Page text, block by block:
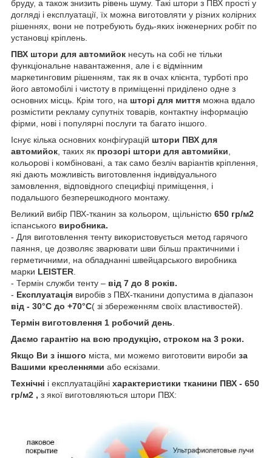
бруду, а також знизить рівень шуму. Такі штори з ПВХ прості у
догляді і експлуатації, їх можна виготовляти у різних колірних
рішеннях, вони не потребують будь-яких інженерних робіт по
установці кріплень.
ПВХ штори для автомийок несуть на собі не тільки
функціональне навантаження, але і є відмінним
маркетинговим рішенням, так як в очах клієнта, турботі про
його автомобілі і чистоту в приміщенні приділено одне з
основних місць. Крім того, на шторі для миття можна вдало
розмістити рекламу супутніх товарів, контактну інформацію
фірми, нові і популярні послуги та багато іншого.
Існує кілька основних конфігурацій штори ПВХ для
автомийок , таких як прозорі штори для автомийки
кольорові і комбіновані, а так само безліч варіантів кріплення,
які дають можливість виготовлення індивідуального
замовлення, відповідного специфіці приміщення, і
подальшого безперешкодного монтажу.
Великий вибір ПВХ-тканин за кольором, щільністю 650 гр/м2
іспанського виробника.
- Для виготовлення тенту використовується метод гарячого
паяння, це дозволяє зварювати шви більш практичними і
герметичними, на обладнанні швейцарського виробника
марки LEISTER
- Термін служби тенту – від 7 до 8 років.
- Експлуатація виробів з ПВХ-тканини допустима в діапазон
від - 30°C до +70°C( зі збереженням своїх властивостей).
Термін виготовлення 1 робочий день
Даємо гарантію на всю продукцію, строком на 3 роки.
Якщо Ви з іншого міста, ми можемо виготовити вироби за
Вашими кресленнями або ескізами.
Технічні і експлуатаційні характеристики тканини ПВХ - 650
гр/м2 , з якої виготовляються штори ПВХ: